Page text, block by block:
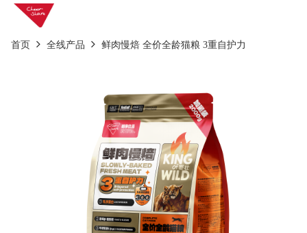
首页 全线产品 鲜肉慢焙 全价全龄猫粮 3重自护力